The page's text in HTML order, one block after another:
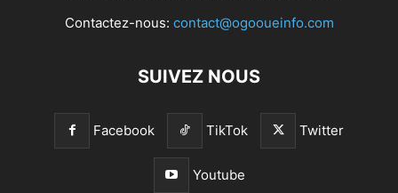
Contactez-nous: contact@ogooueinfo.com
SUIVEZ NOUS
Facebook TikTok Twitter
Youtube